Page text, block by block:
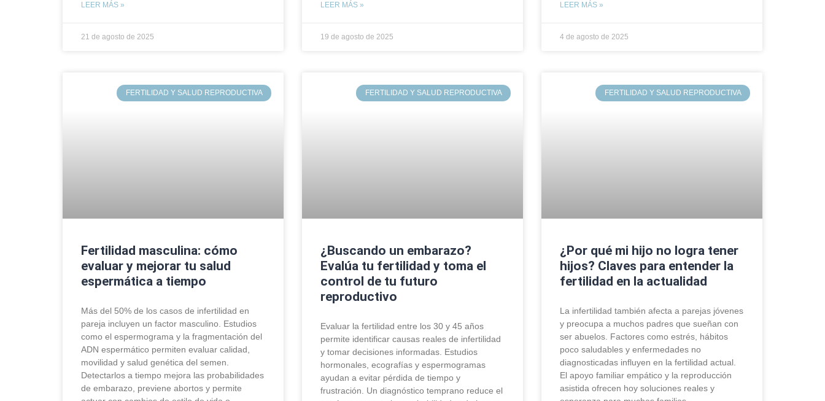
LEER MÁS »
21 de agosto de 2025
LEER MÁS »
19 de agosto de 2025
LEER MÁS »
4 de agosto de 2025
FERTILIDAD Y SALUD REPRODUCTIVA
Fertilidad masculina: cómo
evaluar y mejorar tu salud
espermática a tiempo
Más del 50% de los casos de infertilidad en
pareja incluyen un factor masculino. Estudios
como el espermograma y la fragmentación del
ADN espermático permiten evaluar calidad,
movilidad y salud genética del semen.
Detectarlos a tiempo mejora las probabilidades
de embarazo, previene abortos y permite
FERTILIDAD Y SALUD REPRODUCTIVA
¿Buscando un embarazo?
Evalúa tu fertilidad y toma el
control de tu futuro
reproductivo
Evaluar la fertilidad entre los 30 y 45 años
permite identificar causas reales de infertilidad
y tomar decisiones informadas. Estudios
hormonales, ecografías y espermogramas
ayudan a evitar pérdida de tiempo y
frustración. Un diagnóstico temprano reduce el
FERTILIDAD Y SALUD REPRODUCTIVA
¿Por qué mi hijo no logra tener
hijos? Claves para entender la
fertilidad en la actualidad
La infertilidad también afecta a parejas jóvenes
y preocupa a muchos padres que sueñan con
ser abuelos. Factores como estrés, hábitos
poco saludables y enfermedades no
diagnosticadas influyen en la fertilidad actual.
El apoyo familiar empático y la reproducción
asistida ofrecen hoy soluciones reales y